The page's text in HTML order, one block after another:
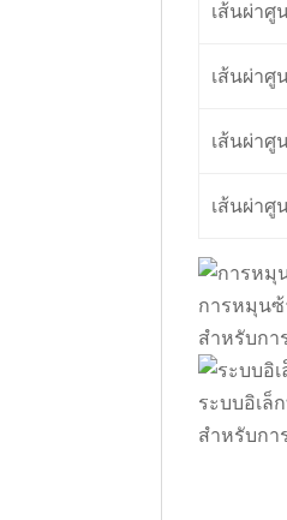
เส้นผ่าศู
เส้นผ่าศู
เส้นผ่าศู
เส้นผ่าศู
การหมุนซ้
สำหรับกา
ระบบอิเล็
สำหรับกา